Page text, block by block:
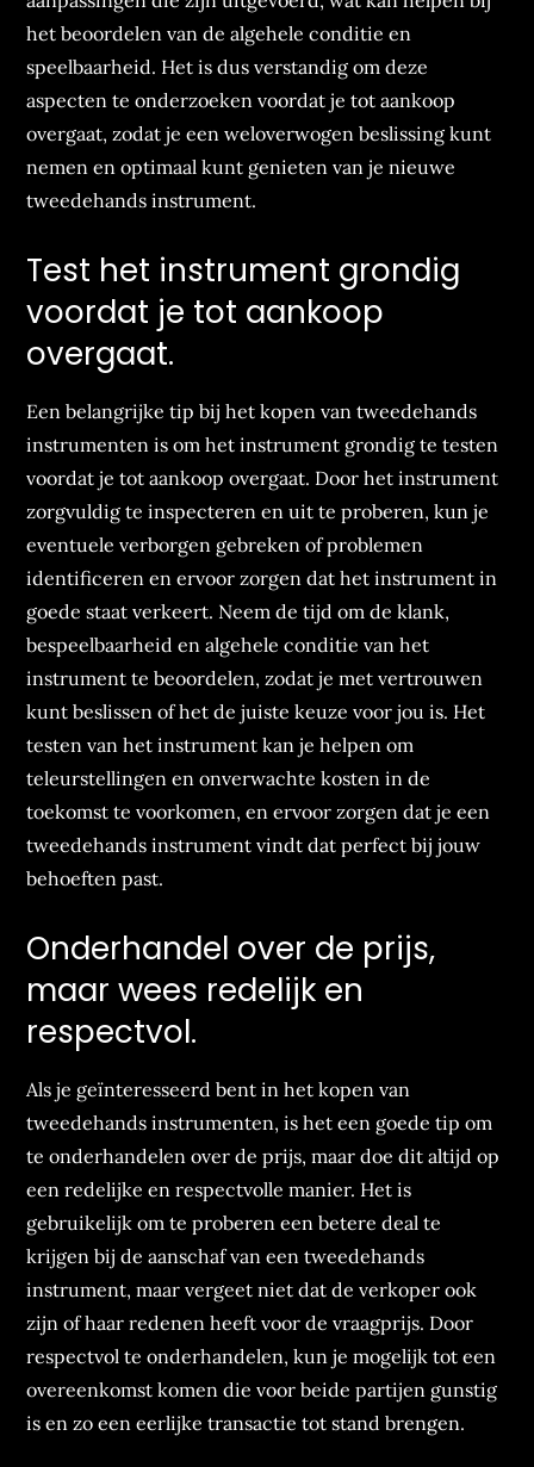
het beoordelen van de algehele conditie en
speelbaarheid. Het is dus verstandig om deze
aspecten te onderzoeken voordat je tot aankoop
overgaat, zodat je een weloverwogen beslissing kunt
nemen en optimaal kunt genieten van je nieuwe
tweedehands instrument.
Test het instrument grondig
voordat je tot aankoop
overgaat.
Een belangrijke tip bij het kopen van tweedehands
instrumenten is om het instrument grondig te testen
voordat je tot aankoop overgaat. Door het instrument
zorgvuldig te inspecteren en uit te proberen, kun je
eventuele verborgen gebreken of problemen
identificeren en ervoor zorgen dat het instrument in
goede staat verkeert. Neem de tijd om de klank,
bespeelbaarheid en algehele conditie van het
instrument te beoordelen, zodat je met vertrouwen
kunt beslissen of het de juiste keuze voor jou is. Het
testen van het instrument kan je helpen om
teleurstellingen en onverwachte kosten in de
toekomst te voorkomen, en ervoor zorgen dat je een
tweedehands instrument vindt dat perfect bij jouw
behoeften past.
Onderhandel over de prijs,
maar wees redelijk en
respectvol.
Als je geïnteresseerd bent in het kopen van
tweedehands instrumenten, is het een goede tip om
te onderhandelen over de prijs, maar doe dit altijd op
een redelijke en respectvolle manier. Het is
gebruikelijk om te proberen een betere deal te
krijgen bij de aanschaf van een tweedehands
instrument, maar vergeet niet dat de verkoper ook
zijn of haar redenen heeft voor de vraagprijs. Door
respectvol te onderhandelen, kun je mogelijk tot een
overeenkomst komen die voor beide partijen gunstig
is en zo een eerlijke transactie tot stand brengen.